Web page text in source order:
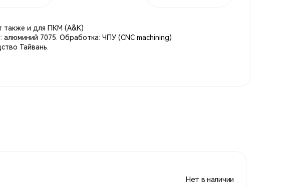
также и для ПКМ (A&K)
алюминий 7075. Обработка: ЧПУ (CNC machining)
Тайвань.
Нет в наличии